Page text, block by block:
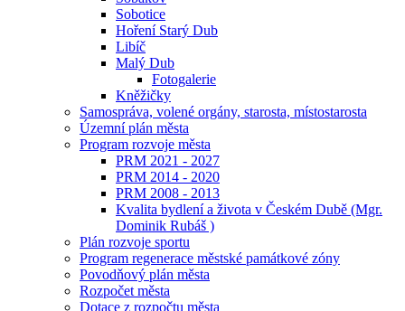
Sobotice
Hoření Starý Dub
Libíč
Malý Dub
Fotogalerie
Kněžičky
Samospráva, volené orgány, starosta, místostarosta
Územní plán města
Program rozvoje města
PRM 2021 - 2027
PRM 2014 - 2020
PRM 2008 - 2013
Kvalita bydlení a života v Českém Dubě (Mgr.
Dominik Rubáš )
Plán rozvoje sportu
Program regenerace městské památkové zóny
Povodňový plán města
Rozpočet města
Dotace z rozpočtu města